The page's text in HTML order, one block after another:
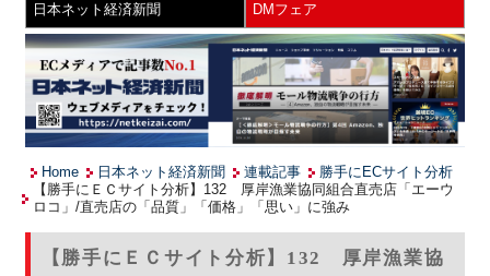
日本ネット経済新聞 DMフェア
Home 日本ネット経済新聞 連載記事
勝手にECサイト分析
【勝手にＥＣサイト分析】132 厚岸漁業協同組合直売店「エーウ
ロコ」/直売店の「品質」「価格」「思い」に強み
【勝手にＥＣサイト分析】132 厚岸漁業協